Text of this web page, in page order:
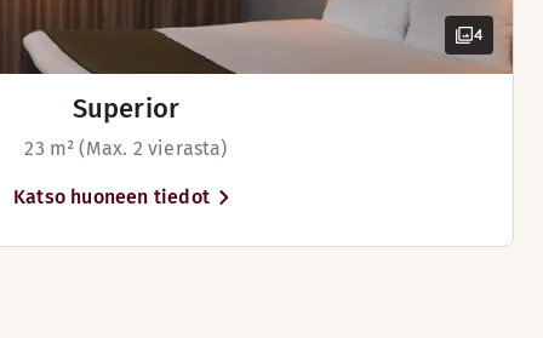
4
Superior
23 m² (Max. 2 vierasta)
Katso huoneen tiedot